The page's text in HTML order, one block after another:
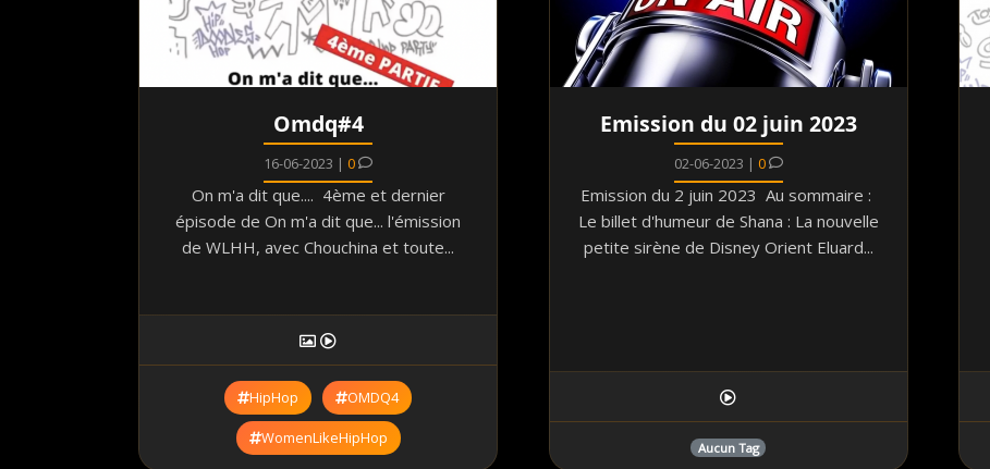
Omdq#4
16-06-2023 | 0
On m'a dit que.... 4ème et dernier
épisode de On m'a dit que... l'émission
de WLHH, avec Chouchina et toute...
HipHop OMDQ4
WomenLikeHipHop
Emission du 02 juin 2023
02-06-2023 | 0
Emission du 2 juin 2023 Au sommaire :
Le billet d'humeur de Shana : La nouvelle
petite sirène de Disney Orient Eluard...
Aucun Tag